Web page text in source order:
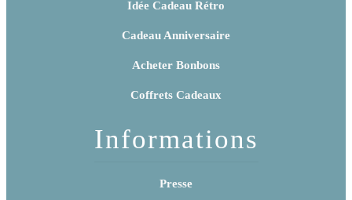
Idée Cadeau Rétro
Cadeau Anniversaire
Acheter Bonbons
Coffrets Cadeaux
Informations
Presse